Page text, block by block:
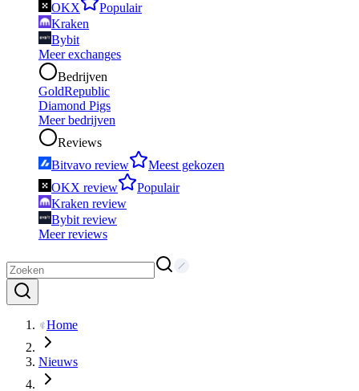
OKX
Populair
Kraken
Bybit
Meer exchanges
Bedrijven
GoldRepublic
Diamond Pigs
Meer bedrijven
Reviews
Bitvavo review
Meest gekozen
OKX review
Populair
Kraken review
Bybit review
Meer reviews
Home
Nieuws